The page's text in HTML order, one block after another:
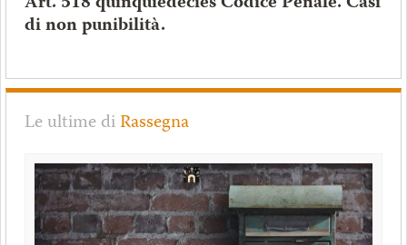
di non punibilità.
Le ultime diRassegna